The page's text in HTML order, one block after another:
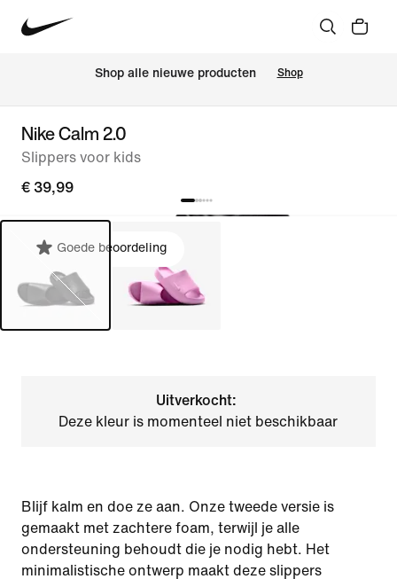
Shop alle nieuwe producten Shop
Nike Calm 2.0
Slippers voor kids
€ 39,99
Goede beoordeling
Uitverkocht:
Deze kleur is momenteel niet beschikbaar
Blijf kalm en doe ze aan. Onze tweede versie is
gemaakt met zachtere foam, terwijl je alle
ondersteuning behoudt die je nodig hebt. Het
minimalistische ontwerp maakt deze slippers